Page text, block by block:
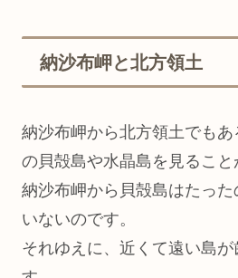
納沙布岬と北方領土
納沙布岬から北方領土でも
の貝殻島や水晶島を見ること
納沙布岬から貝殻島はたっ
いないのです。
それゆえに、近くて遠い島